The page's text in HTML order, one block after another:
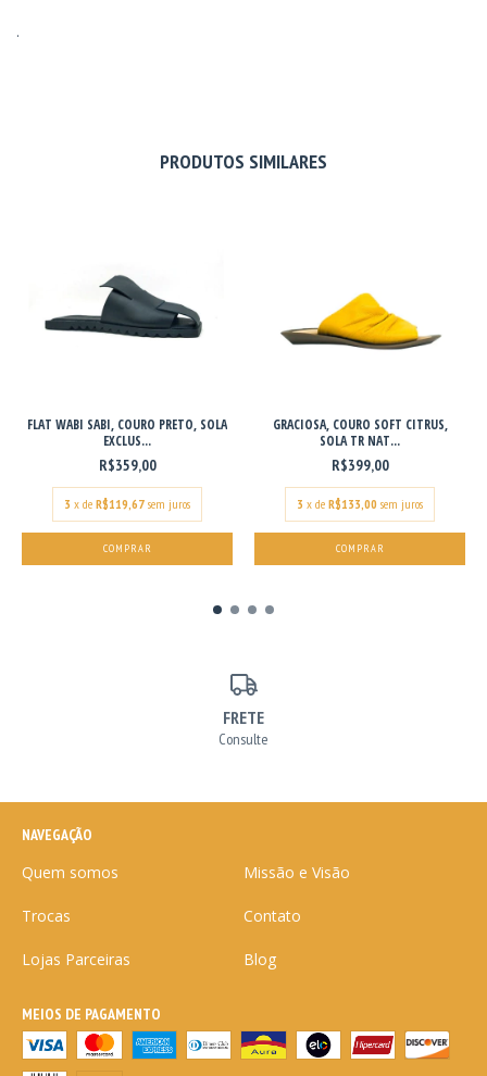
.
PRODUTOS SIMILARES
FLAT WABI SABI, COURO PRETO, SOLA
EXCLUS...
R$359,00
3 x de R$119,67 sem juros
COMPRAR
GRACIOSA, COURO SOFT CITRUS,
SOLA TR NAT...
R$399,00
3 x de R$133,00 sem juros
COMPRAR
FRETE
Consulte
NAVEGAÇÃO
Quem somos Missão e Visão
Trocas Contato
Lojas Parceiras Blog
MEIOS DE PAGAMENTO